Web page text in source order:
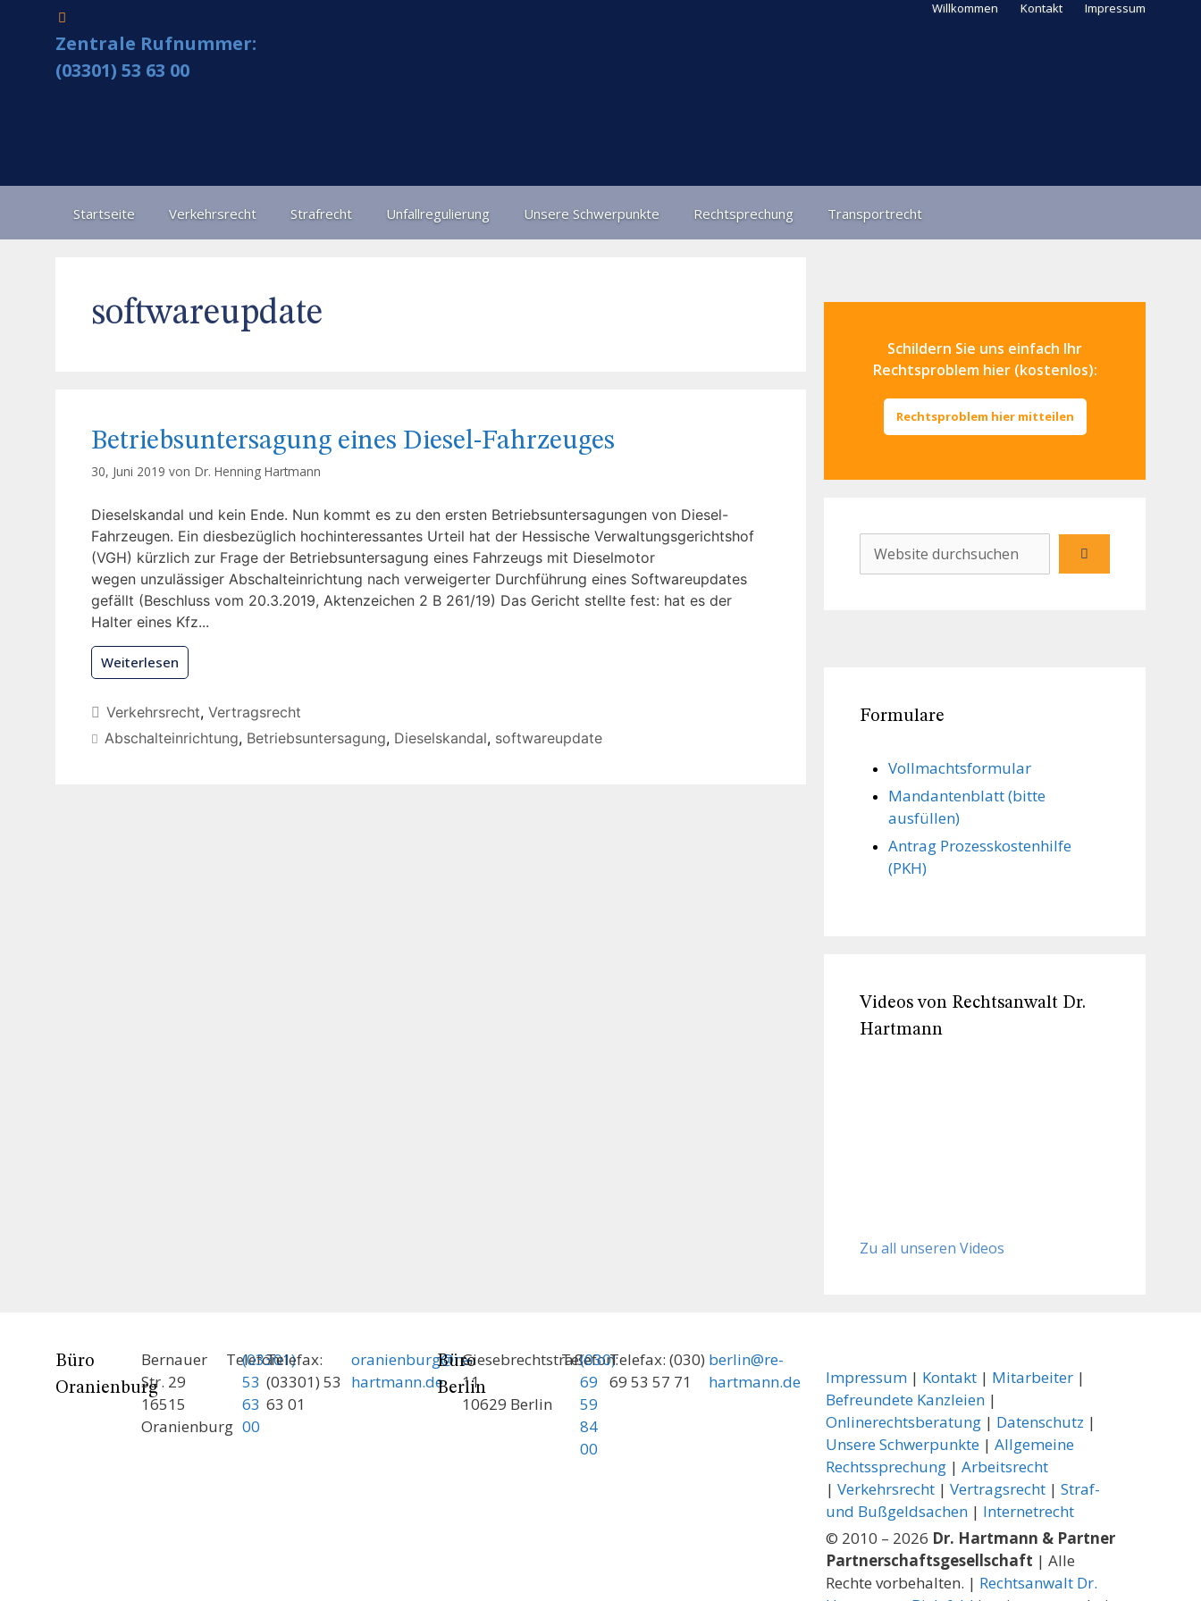
Zentrale Rufnummer:
(03301) 53 63 00
Willkommen Kontakt Impressum
Startseite Verkehrsrecht Strafrecht Unfallregulierung Unsere Schwerpunkte Rechtsprechung Transportrecht
softwareupdate
Betriebsuntersagung eines Diesel-Fahrzeuges
30, Juni 2019 von Dr. Henning Hartmann
Dieselskandal und kein Ende. Nun kommt es zu den ersten Betriebsuntersagungen von Diesel-
Fahrzeugen. Ein diesbezüglich hochinteressantes Urteil hat der Hessische Verwaltungsgerichtshof
(VGH) kürzlich zur Frage der Betriebsuntersagung eines Fahrzeugs mit Dieselmotor
wegen unzulässiger Abschalteinrichtung nach verweigerter Durchführung eines Softwareupdates
gefällt (Beschluss vom 20.3.2019, Aktenzeichen 2 B 261/19) Das Gericht stellte fest: hat es der
Halter eines Kfz...
Weiterlesen
Verkehrsrecht, Vertragsrecht
Abschalteinrichtung, Betriebsuntersagung, Dieselskandal, softwareupdate
Schildern Sie uns einfach Ihr
Rechtsproblem hier (kostenlos):
Rechtsproblem hier mitteilen
Formulare
Vollmachts­formular
Mandanten­blatt (bitte
ausfüllen)
Antrag Prozesskostenhilfe
(PKH)
Videos von Rechtsanwalt Dr.
Hartmann
Zu all unseren Videos
Büro
Oranienburg
Bernauer
Str. 29
16515
Oranienburg
Telefon:
(03301)
53
63
00
Telefax:
(03301) 53
63 01
oranienburg@re-
hartmann.de
Büro
Berlin
Giesebrechtstraße
11
10629 Berlin
Telefon:
(030)
69
59
84
00
Telefax: (030)
69 53 57 71
berlin@re-
hartmann.de
Impressum| Kontakt| Mitarbeiter|
Befreundete Kanzleien|
Onlinerechtsberatung| Datenschutz |
Unsere Schwerpunkte| Allgemeine
Rechtssprechung| ­ Arbeitsrecht
| Verkehrsrecht| Vertragsrecht| Straf-
und Bußgeldsachen| Internetrecht
© 2010 – 2026 Dr. Hartmann & Partner
Partnerschaftsgesellschaft | Alle
Rechte vorbehalten. | Rechtsanwalt Dr.